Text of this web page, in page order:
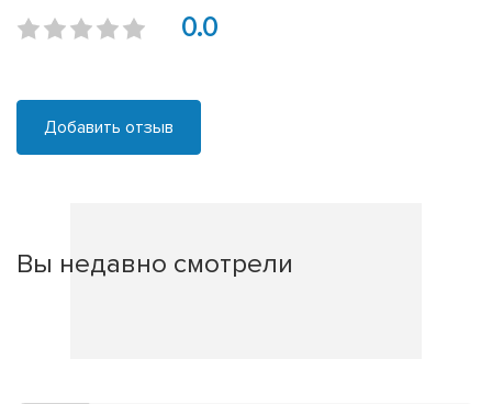
0.0
Добавить отзыв
Вы недавно смотрели